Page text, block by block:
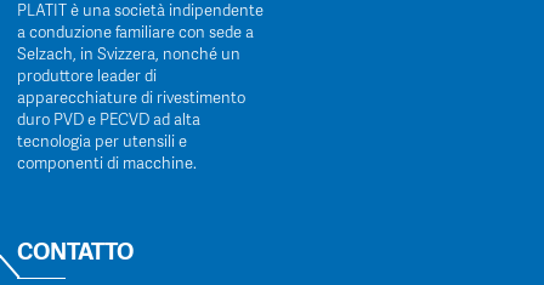
PLATIT è una società indipendente
a conduzione familiare con sede a
Selzach, in Svizzera, nonché un
produttore leader di
apparecchiature di rivestimento
duro PVD e PECVD ad alta
tecnologia per utensili e
componenti di macchine.
CONTATTO